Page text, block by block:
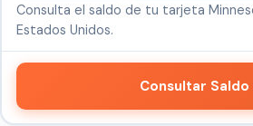
Consulta el saldo de tu tarjeta
Estados Unidos.
Consultar Saldo